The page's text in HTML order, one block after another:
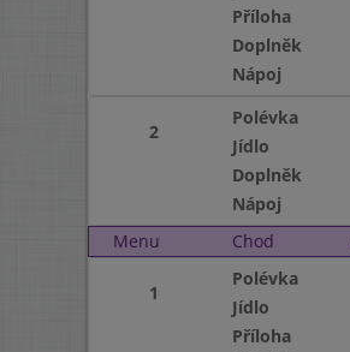
Příloha
Doplněk
Nápoj
2
Polévka
Jídlo
Doplněk
Nápoj
Menu
Chod
1
Polévka
Jídlo
Příloha